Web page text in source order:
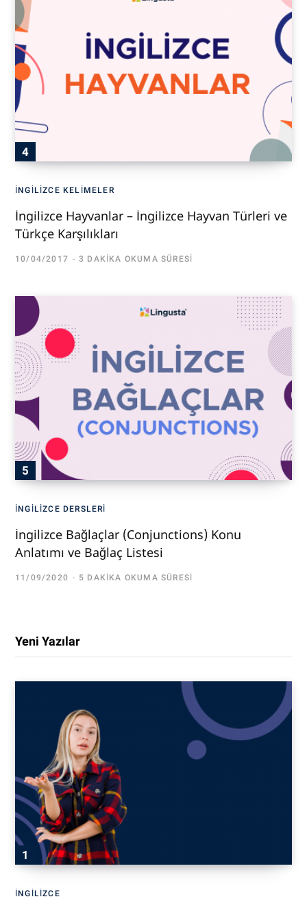
İNGILIZCE KELIMELER
İngilizce Hayvanlar – İngilizce Hayvan Türleri ve
Türkçe Karşılıkları
10/04/2017 3 DAKIKA OKUMA SÜRESI
İNGILIZCE DERSLERI
İngilizce Bağlaçlar (Conjunctions) Konu
Anlatımı ve Bağlaç Listesi
11/09/2020 5 DAKIKA OKUMA SÜRESI
Yeni Yazılar
İNGILIZCE